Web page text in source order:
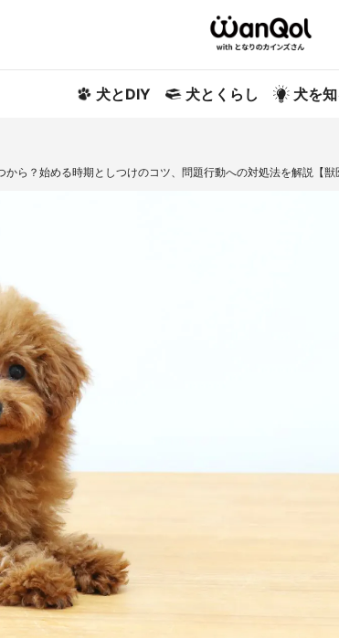
犬とDIY 犬とくらし 犬を
から？始める時期としつけのコツ、問題行動への対処法を解説【獣